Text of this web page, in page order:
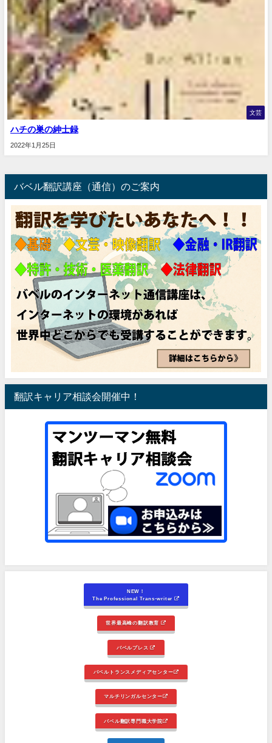
文芸
ハチの巣の紳士録
2022年1月25日
バベル翻訳講座（通信）のご案内
翻訳キャリア相談会開催中！
NEW！
The Professional Trans-writer
世界最高峰の翻訳教育
バベルプレス
バベルトランスメディアセンター
マルチリンガルセンター
バベル翻訳専門職大学院